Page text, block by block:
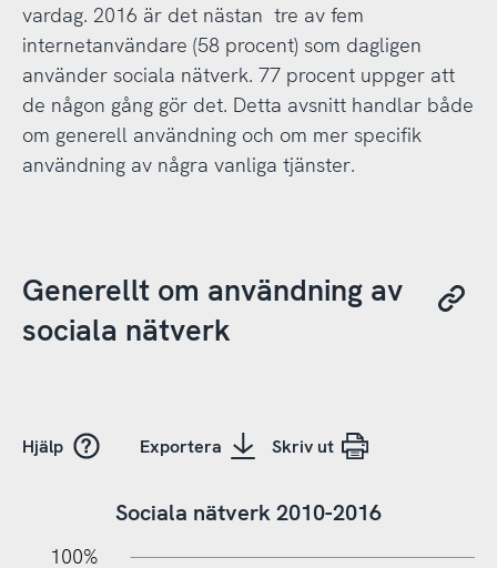
vardag. 2016 är det nästan tre av fem
internetanvändare (58 procent) som dagligen
använder sociala nätverk. 77 procent uppger att
de någon gång gör det. Detta avsnitt handlar både
om generell användning och om mer specifik
användning av några vanliga tjänster.
Generellt om användning av
sociala nätverk
Hjälp Exportera Skriv ut
Sociala nätverk 2010-2016
100%